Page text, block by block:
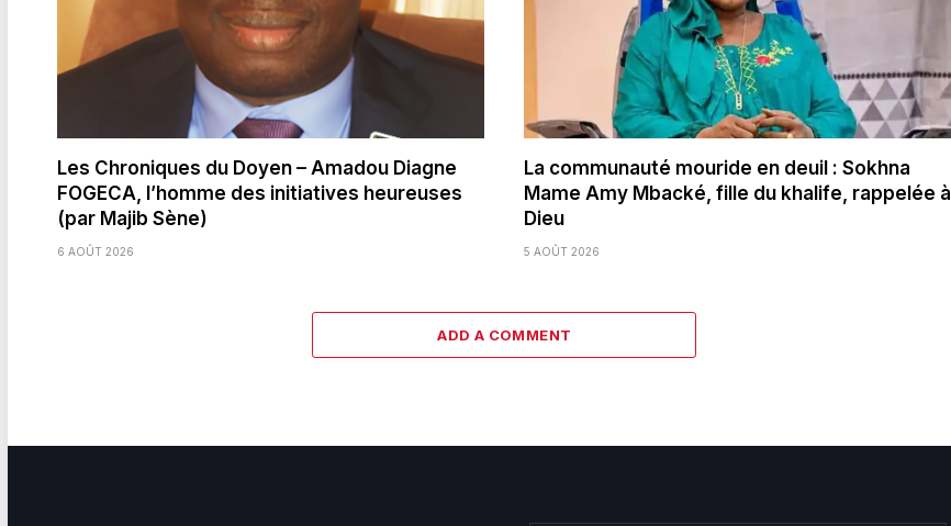
Les Chroniques du Doyen – Amadou Diagne
FOGECA, l’homme des initiatives heureuses
(par Majib Sène)
6 AOÛT 2026
La communauté mouride en deuil : Sokhna
Mame Amy Mbacké, fille du khalife, rappelée à
Dieu
5 AOÛT 2026
ADD A COMMENT